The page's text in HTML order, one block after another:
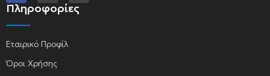
Πληροφορίες
Εταιρικό Προφίλ
Όροι Χρήσης